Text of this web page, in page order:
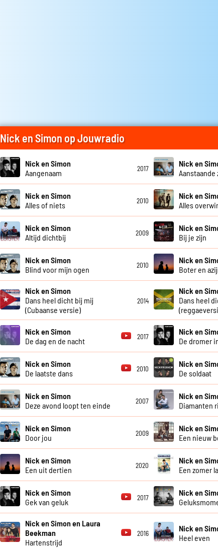
Nick en Simon op Jouwradio
Nick en Simon
Aangenaam
2017
Nick en
Aanstaande
Nick en Simon
Alles of niets
2010
Nick en
Alles
Nick en Simon
Altijd dichtbij
2009
Nick en
Bij je zijn
Nick en Simon
Blind voor mijn ogen
2010
Nick en
Boter en
Nick en Simon
Dans heel dicht bij mij
(Cubaanse versie)
2014
Nick en
Dans heel
Nick en Simon
De dag en de nacht
2017
Nick en
De dromer
Nick en Simon
De laatste dans
2010
Nick en
De soldaat
Nick en Simon
Deze avond loopt ten einde
2007
Nick en
Diamanten
Nick en Simon
Door jou
2009
Nick en
Een nieuw
Nick en Simon
Een uit dertien
2020
Nick en
Een zomer
Nick en Simon
Gek van geluk
2017
Nick en
Nick en Simon en Laura
Beekman
Hartenstrijd
2016
Nick en
Heel even